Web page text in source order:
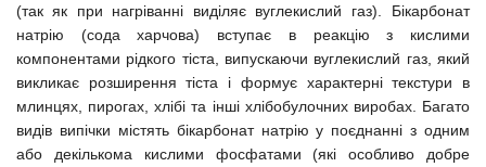
(так як при нагріванні виділяє вуглекислий газ).
Бікарбонат
натрію (сода харчова) вступає в реакцію з кислими
компонентами рідкого тіста, випускаючи вуглекислий газ, який
викликає розширення тіста і формує характерні текстури в
млинцях, пирогах, хлібі та інші хлібобулочних виробах. Багато
видів випічки містять бікарбонат натрію у поєднанні з одним
або декількома кислими фосфатами (які особливо добре